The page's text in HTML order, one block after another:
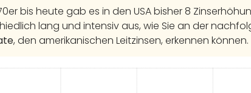
bis heute gab es in den USA bisher 8
lang und intensiv aus, wie Sie an der
, den amerikanischen Leitzinsen, erkennen können.